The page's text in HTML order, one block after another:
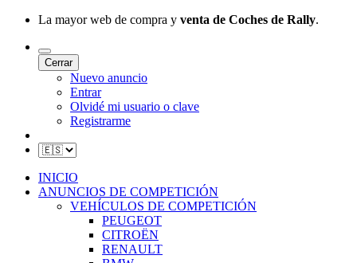
La mayor web de compra y venta de Coches de Rally.
Cerrar
Nuevo anuncio
Entrar
Olvidé mi usuario o clave
Registrarme
INICIO
ANUNCIOS DE COMPETICIÓN
VEHÍCULOS DE COMPETICIÓN
PEUGEOT
CITROËN
RENAULT